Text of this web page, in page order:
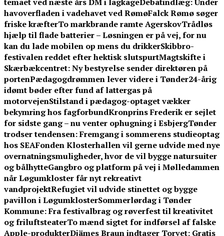
havoverfladen i vadehavet ved RømøFalck Rømø søger
friske kræfterTo markbrande ramte AgerskovTrådløs
hjælp til flade batterier – Løsningen er på vej, for nu
kan du lade mobilen op mens du drikkerSkibbro-
festivalen reddet efter hektisk slutspurtMagtskifte i
Skærbækcentret: Ny bestyrelse sender direktøren på
portenPædagogdrømmen lever videre i Tønder24-årig
idømt bøder efter fund af lattergas på
motorvejenStilstand i pædagog-optaget vækker
bekymring hos fagforbundKronprins Frederik er sejlet
for sidste gang – nu venter ophugning i EsbjergTønder
trodser tendensen: Fremgang i sommerens studieoptag
hos SEAFonden Klosterhallen vil gerne udvide med nye
overnatningsmuligheder, hvor de vil bygge natursuiter
og bålhytteGangbro og platform på vej i Mølledammen
når Løgumkloster får nyt rekreativt
vandprojektRefugiet vil udvide stinettet og bygge
pavillon i LøgumklosterSommerlørdag i Tønder
Kommune: Fra festivalbrag og røverfest til kreativitet
og friluftsteaterTo mænd sigtet for indførsel af falske
Apple-produkterDjämes Braun indtager Torvet: Gratis